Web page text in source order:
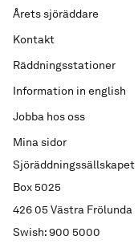
Sjöräddningssällskapet
Box 5025
426 05 Västra Frölunda
Swish: 900 5000
Årets sjöräddare
Kontakt
Räddningsstationer
Information in english
Jobba hos oss
Mina sidor